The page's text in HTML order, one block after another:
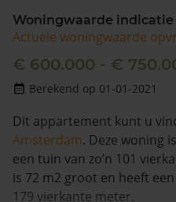
Woningwaarde indicatie
Actuele woningwaarde
€ 600.000 - €
Berekend op 01-01-2021
Dit appartement kunt u
Amsterdam. Deze woning
een tuin van zo’n 101
is 72 m2 groot en heeft
179 vierkante meter.